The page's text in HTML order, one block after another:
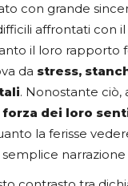
con grande
affrontati con
il loro rapporto
da stress,
. Nonostante ciò,
forza dei loro
la ferisse